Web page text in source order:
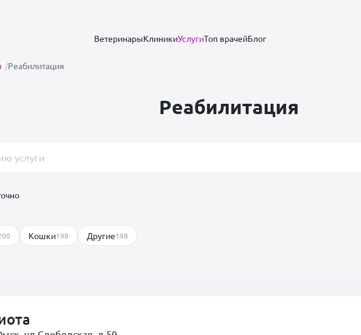
ВетеринарыКлиникиУслугиТоп врачейБлог
/Реабилитация
Реабилитация
Кошки198 Другие198